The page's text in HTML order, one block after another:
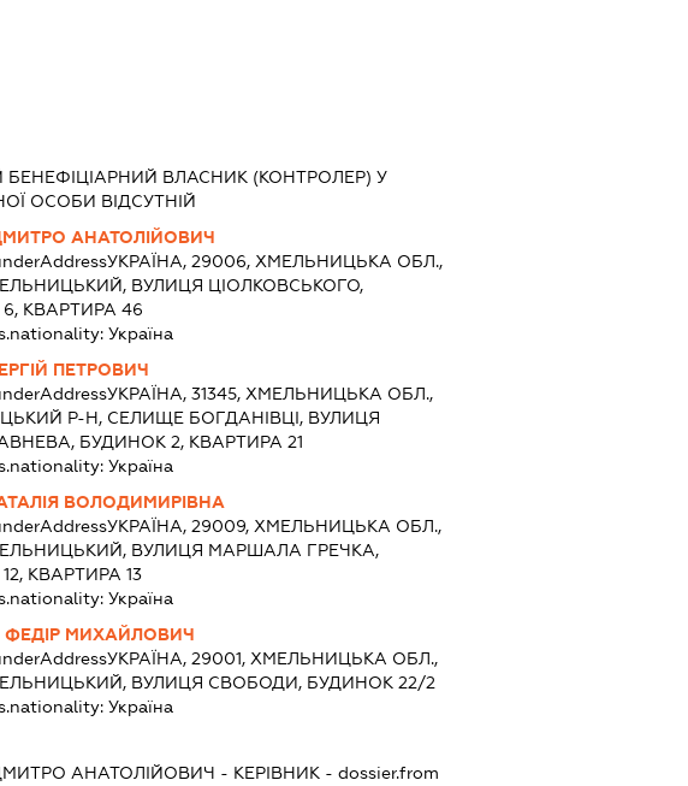
БЕНЕФІЦІАРНИЙ ВЛАСНИК (КОНТРОЛЕР) У
ОСОБИ ВІДСУТНІЙ
АНАТОЛІЙОВИЧ
УКРАЇНА, 29006, ХМЕЛЬНИЦЬКА ОБЛ.,
ВУЛИЦЯ ЦІОЛКОВСЬКОГО,
КВАРТИРА 46
Україна
ПЕТРОВИЧ
УКРАЇНА, 31345, ХМЕЛЬНИЦЬКА ОБЛ.,
Р-Н, СЕЛИЩЕ БОГДАНІВЦІ, ВУЛИЦЯ
БУДИНОК 2, КВАРТИРА 21
Україна
ВОЛОДИМИРІВНА
УКРАЇНА, 29009, ХМЕЛЬНИЦЬКА ОБЛ.,
ВУЛИЦЯ МАРШАЛА ГРЕЧКА,
КВАРТИРА 13
Україна
ФЕДІР МИХАЙЛОВИЧ
УКРАЇНА, 29001, ХМЕЛЬНИЦЬКА ОБЛ.,
ВУЛИЦЯ СВОБОДИ, БУДИНОК 22/2
Україна
АНАТОЛІЙОВИЧ - КЕРІВНИК- dossier.from